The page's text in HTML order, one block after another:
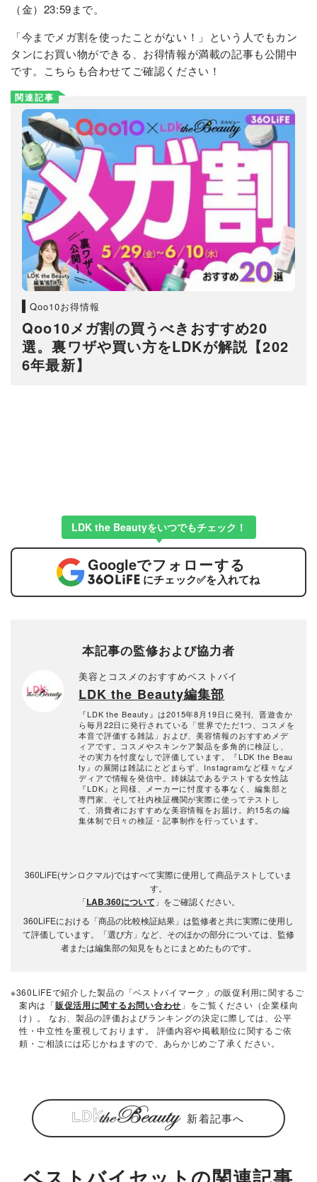
（金）23:59まで。
「今までメガ割を使ったことがない！」という人でもカン
タンにお買い物ができる、お得情報が満載の記事も公開中
です。こちらも合わせてご確認ください！
関連記事
Qoo10お得情報
Qoo10メガ割の買うべきおすすめ20
選。裏ワザや買い方をLDKが解説【202
6年最新】
LDK the Beautyをいつでもチェック！
Googleでフォローする
にチェック✅を入れてね
本記事の監修および協力者
美容とコスメのおすすめベストバイ
LDK the Beauty編集部
『LDK the Beauty』は2015年8月19日に発刊、晋遊舎か
ら毎月22日に発行されている「世界でただ1つ、コスメを
本音で評価する雑誌」および、美容情報のおすすめメデ
ィアです。コスメやスキンケア製品を多角的に検証し、
その実力を忖度なしで評価しています。『LDK the Beau
ty』の展開は雑誌にとどまらず、Instagramなど様々なメ
ディアで情報を発信中。姉妹誌であるテストする女性誌
『LDK』と同様、メーカーに忖度する事なく、編集部と
専門家、そして社内検証機関が実際に使ってテストし
て、消費者におすすめな美容情報をお届け。約15名の編
集体制で日々の検証・記事制作を行っています。
360LiFE(サンロクマル)ではすべて実際に使用して商品テストしていま
す。
「LAB.360について 」をご確認ください。
360LiFEにおける「商品の比較検証結果」は監修者と共に実際に使用し
て評価しています。「選び方」など、そのほかの部分については、監修
者または編集部の知見をもとにまとめたものです。
※360LiFEで紹介した製品の「ベストバイマーク」の販促利用に関するご
案内は「販促活用に関するお問い合わせ 」をご覧ください（企業様向
け）。 なお、製品の評価およびランキングの決定に際しては、公平
性・中立性を重視しております。 評価内容や掲載順位に関するご依
頼・ご相談には応じかねますので、あらかじめご了承ください。
新着記事へ